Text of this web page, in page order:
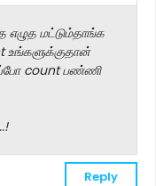
எழுத மட்டும்தாங்க
உங்களுக்குதான்
count பண்ணி
Reply